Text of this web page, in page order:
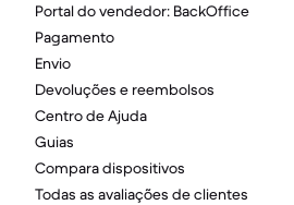
Portal do vendedor: BackOffice
Pagamento
Envio
Devoluções e reembolsos
Centro de Ajuda
Guias
Compara dispositivos
Todas as avaliações de clientes